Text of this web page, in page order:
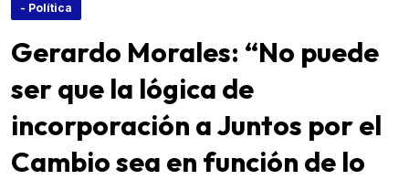
- Política
Gerardo Morales: “No puede
ser que la lógica de
incorporación a Juntos por el
Cambio sea en función de lo